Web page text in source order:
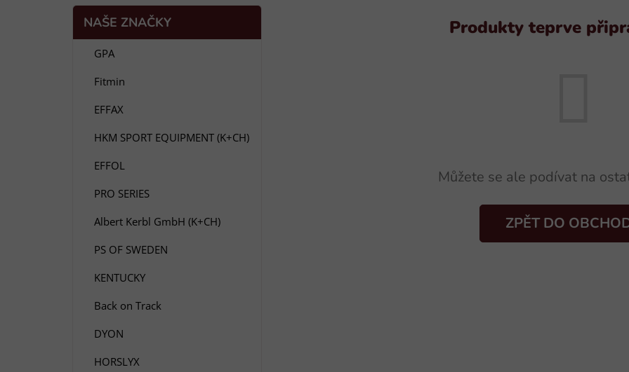
PPřeskočit
K
t
NAŠE ZNAČKY
GPA
Fitmin
EFFAX
HKM SPORT EQUIPMENT (K+CH)
EFFOL
PRO SERIES
Albert Kerbl GmbH (K+CH)
PS OF SWEDEN
KENTUCKY
Back on Track
DYON
HORSLYX
Produkty teprve
Můžete se ale podívat na
ZPĚT DO